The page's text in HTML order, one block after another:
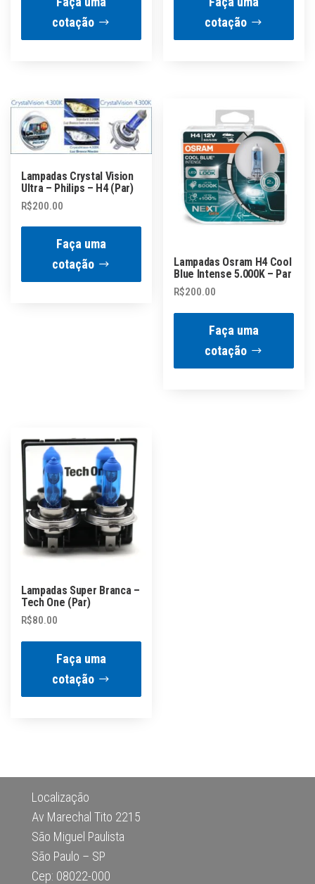
cotação
cotação
Lampadas Crystal Vision
Ultra – Philips – H4 (Par)
R$200.00
Faça uma
cotação
Lampadas Osram H4 Cool
Blue Intense 5.000K – Par
R$200.00
Faça uma
cotação
Lampadas Super Branca –
Tech One (Par)
R$80.00
Faça uma
cotação
Localização
Av Marechal Tito 2215
São Miguel Paulista
São Paulo – SP
Cep: 08022-000